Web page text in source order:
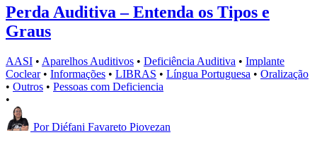
Perda Auditiva – Entenda os Tipos e
Graus
AASI • Aparelhos Auditivos • Deficiência Auditiva • Implante
Coclear • Informações • LIBRAS • Língua Portuguesa • Oralização
• Outros • Pessoas com Deficiencia
•
Por Diéfani Favareto Piovezan